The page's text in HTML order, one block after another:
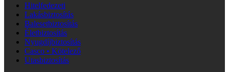
Hitelfedezeti
Lakásbiztosítás
Balesetbiztosítás
Életbiztosítás
Nyugdíjbiztosítás
Casco • Kötelező
Utasbiztosítás